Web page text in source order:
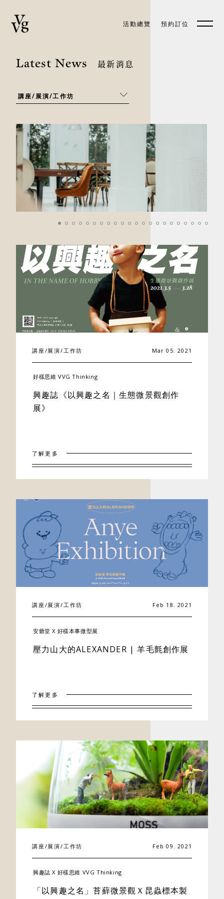
活動總覽 預約訂位
預約訂位 EN
關於好樣
Latest News 最新消息
講座/展演/工作坊 Mar 05. 2021
好樣思維 VVG Thinking
興趣誌《以興趣之名｜生態微景觀創作
展》
了解更多
講座/展演/工作坊 Feb 18. 2021
安爺堂 X 好樣本事微型展
壓力山大的ALEXANDER | 羊毛氈創作展
了解更多
講座/展演/工作坊 Feb 09. 2021
興趣誌 X 好樣思維 VVG Thinking
「以興趣之名」苔蘚微景觀Ｘ昆蟲標本製